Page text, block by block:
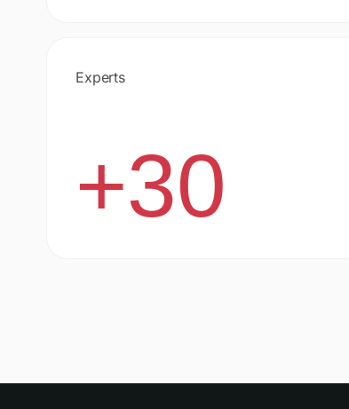
Experts
+30